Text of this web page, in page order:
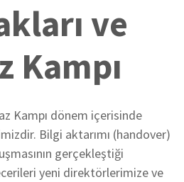
ve
Kampı
Kampı dönem içerisinde
Bilgi aktarımı (handover)
gerçekleştiği
yeni direktörlerimize ve